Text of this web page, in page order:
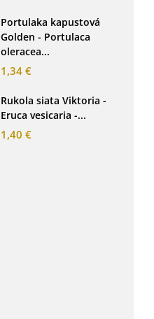
Portulaka kapustová
Golden - Portulaca
oleracea...
1,34 €
Rukola siata Viktoria -
Eruca vesicaria -...
1,40 €